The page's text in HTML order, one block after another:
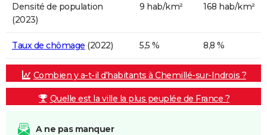
Densité de population
(2023)
9 hab/km² 168 hab/km²
Taux de chômage (2022) 5,5 % 8,8 %
Combien y a-t-il d'habitants à Chemillé-sur-Indrois ?
Quelle est la ville la plus peuplée de France ?
A ne pas manquer